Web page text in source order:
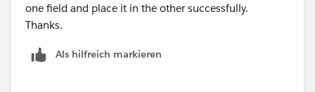
one field and place it in the other successfully.
Thanks.
Als hilfreich markieren